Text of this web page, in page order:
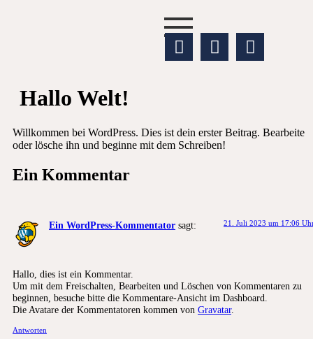
Hallo Welt!
Willkommen bei WordPress. Dies ist dein erster Beitrag. Bearbeite
oder lösche ihn und beginne mit dem Schreiben!
Ein Kommentar
Ein WordPress-Kommentator sagt: 21. Juli 2023 um 17:06
Hallo, dies ist ein Kommentar.
Um mit dem Freischalten, Bearbeiten und Löschen von Kommentaren zu
beginnen, besuche bitte die Kommentare-Ansicht im Dashboard.
Die Avatare der Kommentatoren kommen von Gravatar.
Antworten